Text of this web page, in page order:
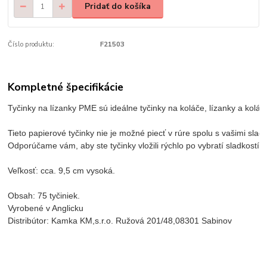
Pridať do košíka
Číslo produktu: F21503
Kompletné špecifikácie
Tyčinky na lízanky PME sú ideálne tyčinky na koláče, lízanky a
Tieto papierové tyčinky nie je možné piecť v rúre spolu s vašimi
Odporúčame vám, aby ste tyčinky vložili rýchlo po vybratí sladkostí
Veľkosť: cca. 9,5 cm vysoká.
Obsah: 75 tyčiniek.
Vyrobené v Anglicku
Distribútor: Kamka KM,s.r.o. Ružová 201/48,08301 Sabinov